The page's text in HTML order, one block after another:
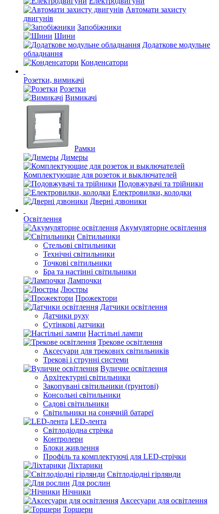
Автомати захисту
двигунів
Запобіжники
Шини
Додаткове модульне
обладнання
Конденсатори
Розетки, вимикачі
Розетки
Вимикачі
Рамки
Димеры
Комплектующие для розеток и выключателей
Подовжувачі та трійники
Електровилки, колодки
Дверні дзвоники
Освітлення
Акумуляторне освітлення
Світильники
Стельові світильники
Технічні світильники
Точкові світильники
Бра та настінні світильники
Лампочки
Люстры
Прожектори
Датчики освітлення
Датчики руху
Сутінкові датчики
Настільні лампи
Трекове освітлення
Аксесуари для трекових світильників
Трекові і струнні системи
Вуличне освітлення
Архітектурні світильники
Закопувані світильники (ґрунтові)
Консольні світильники
Садові світильники
Світильники на сонячній батареї
LED-лента
Світлодіодна стрічка
Контролери
Блоки живлення
Профіль та комплектуючі для LED-стрічки
Ліхтарики
Світлодіодні гірлянди
Для рослин
Нічники
Аксесуари для освітлення
Торшери